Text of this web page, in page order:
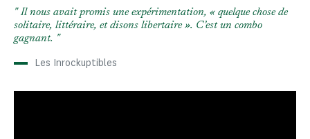
Il nous avait promis une expérimentation, « quelque chose de
solitaire, littéraire, et disons libertaire ». C’est un combo
gagnant.
Les Inrockuptibles